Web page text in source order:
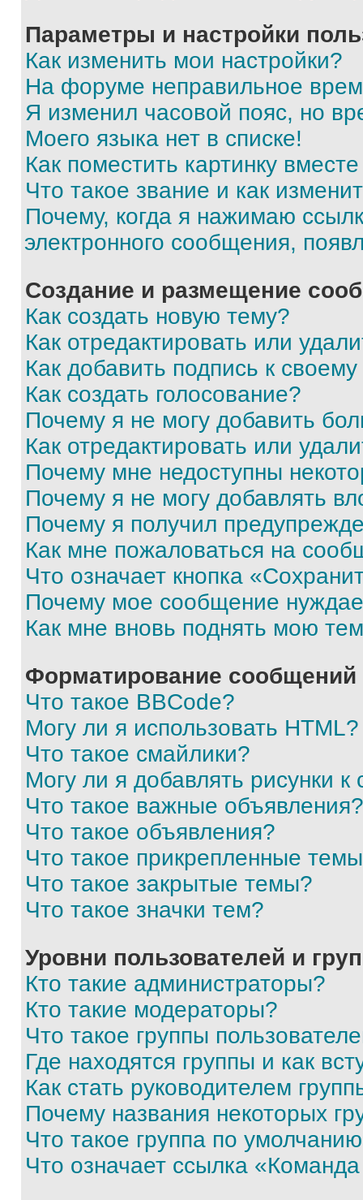
Параметры и настройки
Как изменить мои настройки?
На форуме неправильное
Я изменил часовой пояс, но
Моего языка нет в списке!
Как поместить картинку
Что такое звание и как
Почему, когда я нажимаю
электронного сообщения,
Создание и размещение
Как создать новую тему?
Как отредактировать или
Как добавить подпись к
Как создать голосование?
Почему я не могу добавить
Как отредактировать или
Почему мне недоступны
Почему я не могу добавлять
Почему я получил
Как мне пожаловаться на
Что означает кнопка
Почему мое сообщение
Как мне вновь поднять мою
Форматирование
Что такое BBCode?
Могу ли я использовать HTML?
Что такое смайлики?
Могу ли я добавлять рисунки
Что такое важные объявления?
Что такое объявления?
Что такое прикрепленные
Что такое закрытые темы?
Что такое значки тем?
Уровни пользователей и
Кто такие администраторы?
Кто такие модераторы?
Что такое группы
Где находятся группы и как
Как стать руководителем
Почему названия некоторых
Что такое группа по
Что означает ссылка